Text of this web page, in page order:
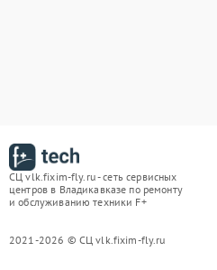
СЦ vlk.fixim-fly.ru - сеть сервисных
центров в Владикавказе по ремонту
и обслуживанию техники F+
2021-2026 © СЦ vlk.fixim-fly.ru